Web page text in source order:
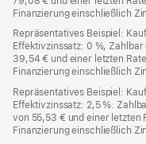
Finanzierung einschließlich
Repräsentatives Beispiel:
Effektivzinssatz: 0 %,
39,54 € und einer letzten
Finanzierung einschließlich
Repräsentatives Beispiel:
Effektivzinssatz: 2,5 %.
von 55,53 € und einer letzten
Finanzierung einschließlich